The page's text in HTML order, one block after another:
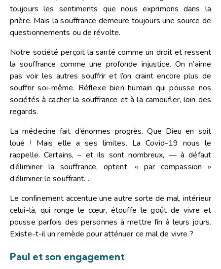
toujours les sentiments que nous exprimons dans la
prière. Mais la souffrance demeure toujours une source de
questionnements ou de révolte.
Notre société perçoit la santé comme un droit et ressent
la souffrance comme une profonde injustice. On n’aime
pas voir les autres souffrir et l’on craint encore plus de
souffrir soi-même. Réflexe bien humain qui pousse nos
sociétés à cacher la souffrance et à la camoufler, loin des
regards.
La médecine fait d’énormes progrès. Que Dieu en soit
loué ! Mais elle a ses limites. La Covid-19 nous le
rappelle. Certains, – et ils sont nombreux, — à défaut
d’éliminer la souffrance, optent, « par compassion »
d’éliminer le souffrant. . .
Le confinement accentue une autre sorte de mal, intérieur
celui-là, qui ronge le cœur, étouffe le goût de vivre et
pousse parfois des personnes à mettre fin à leurs jours.
Existe-t-il un remède pour atténuer ce mal de vivre ?
Paul et son engagement